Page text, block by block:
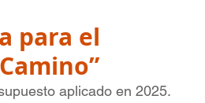
para el
aplicado en 2025.